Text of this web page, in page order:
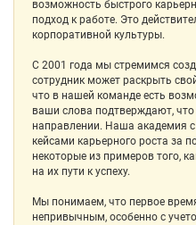
возможность быстрого
подход к работе. Это
корпоративной культуры.
С 2001 года мы стремимся
сотрудник может раскрыть
что в нашей команде есть
ваши слова подтверждают,
направлении. Наша академия
кейсами карьерного роста за
некоторые из примеров того,
на их пути к успеху.
Мы понимаем, что первое
непривычным, особенно с